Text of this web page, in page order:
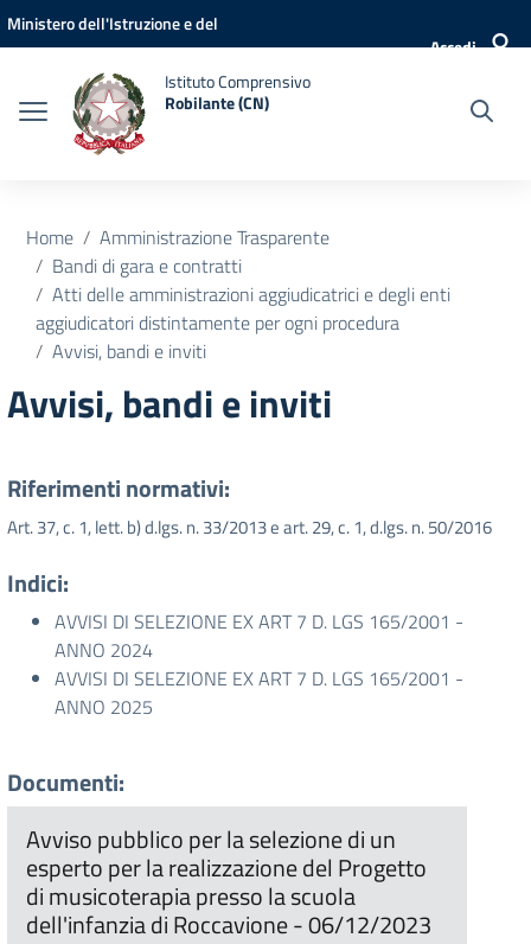
Vai ai contenuti
Vai al menu di navigazione
Vai al footer
Ministero dell'Istruzione e del
Accedi
Istituto Comprensivo
Robilante (CN)
Home
Amministrazione Trasparente
Bandi di gara e contratti
Atti delle amministrazioni aggiudicatrici e degli enti
aggiudicatori distintamente per ogni procedura
Avvisi, bandi e inviti
Avvisi, bandi e inviti
Riferimenti normativi:
Art. 37, c. 1, lett. b) d.lgs. n. 33/2013 e art. 29, c. 1, d.lgs. n. 50/2016
Indici:
AVVISI DI SELEZIONE EX ART 7 D. LGS 165/2001 -
ANNO 2024
AVVISI DI SELEZIONE EX ART 7 D. LGS 165/2001 -
ANNO 2025
Documenti:
Avviso pubblico per la selezione di un
esperto per la realizzazione del Progetto
di musicoterapia presso la scuola
dell'infanzia di Roccavione - 06/12/2023